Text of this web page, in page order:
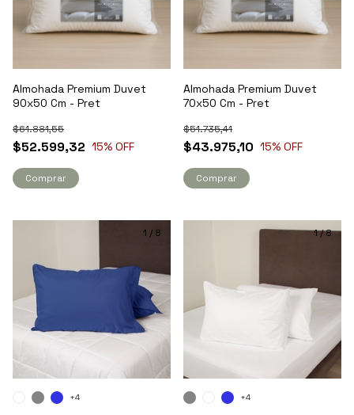
Almohada Premium Duvet
90x50 Cm - Pret
$52.599,32
$61.881,55
15% OFF
Comprar
Almohada Premium Duvet
70x50 Cm - Pret
$43.975,10
$51.735,41
15% OFF
Comprar
1 / 8
+4
1/8
+4